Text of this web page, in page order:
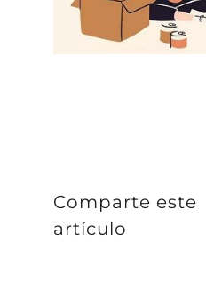
Comparte este
artículo